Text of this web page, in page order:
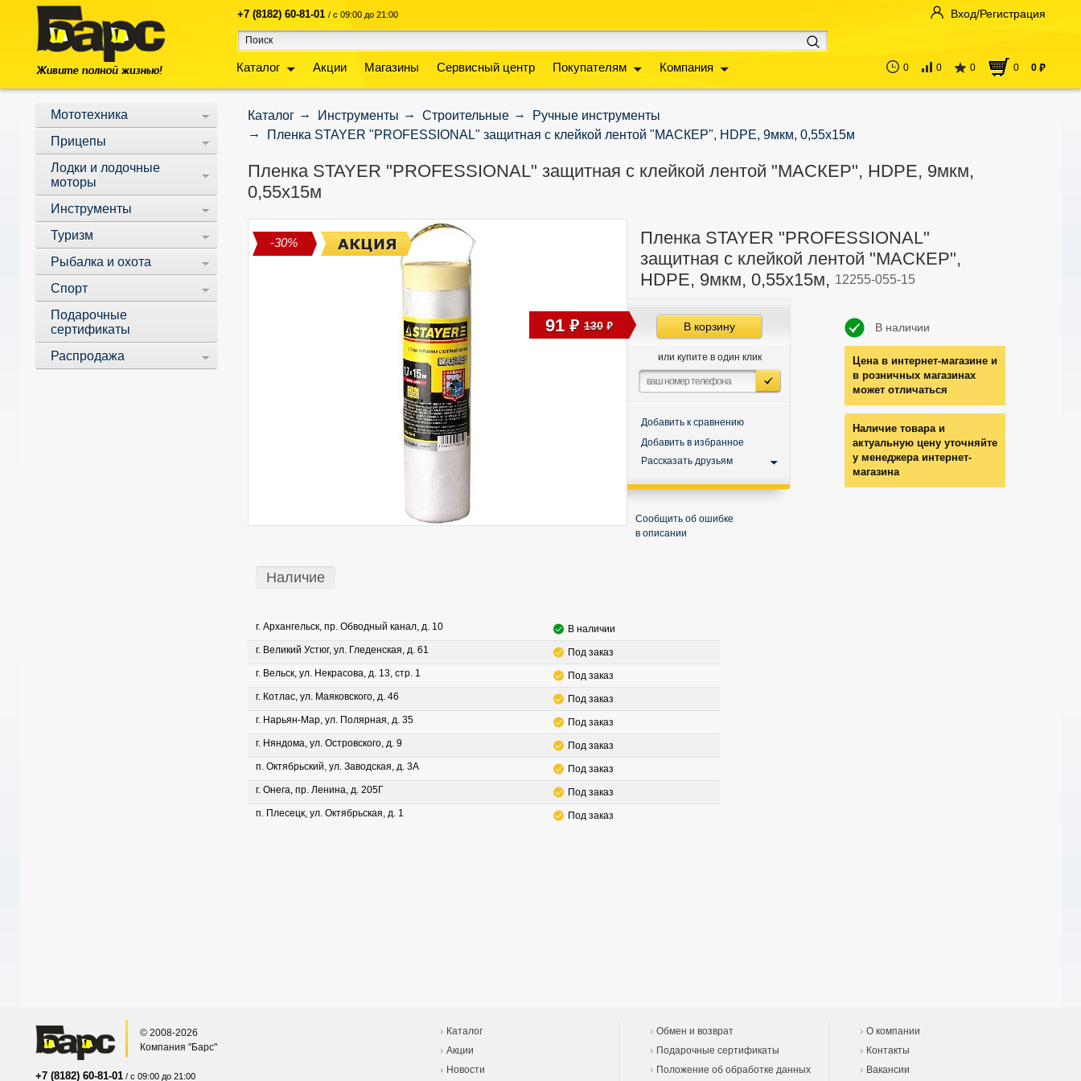
+7 (8182) 60-81-01 / с 09:00 до 21:00
Каталог Акции Магазины Сервисный центр Покупателям Компания
Вход/Регистрация
0 0 0 0 0 руб
Мототехника
Прицепы
Лодки и лодочные
моторы
Инструменты
Туризм
Рыбалка и охота
Спорт
Подарочные
сертификаты
Распродажа
Каталог Инструменты Строительные
Ручные инструменты
Пленка STAYER "PROFESSIONAL" защитная с клейкой лентой "МАСКЕР", HDPE, 9мкм, 0,55х15м
Пленка STAYER "PROFESSIONAL" защитная с клейкой лентой "МАСКЕР", HDPE, 9мкм,
0,55х15м
-30%
Пленка STAYER "PROFESSIONAL"
защитная с клейкой лентой "МАСКЕР",
HDPE, 9мкм, 0,55х15м, 12255-055-15
В наличии
Цена в интернет-магазине и
в розничных магазинах
может отличаться
Наличие товара и
актуальную цену уточняйте
у менеджера интернет-
магазина
В корзину
или купите в один клик
Добавить к сравнению
Добавить в избранное
Рассказать друзьям
Сообщить об ошибке
в описании
91 руб 130 руб
Наличие
г. Архангельск, пр. Обводный канал, д. 10
В наличии
г. Великий Устюг, ул. Гледенская, д. 61
Под заказ
г. Вельск, ул. Некрасова, д. 13, стр. 1
Под заказ
г. Котлас, ул. Маяковского, д. 46
Под заказ
г. Нарьян-Мар, ул. Полярная, д. 35
Под заказ
г. Няндома, ул. Островского, д. 9
Под заказ
п. Октябрьский, ул. Заводская, д. 3А
Под заказ
г. Онега, пр. Ленина, д. 205Г
Под заказ
п. Плесецк, ул. Октябрьская, д. 1
Под заказ
© 2008-2026
Компания "Барс"
+7 (8182) 60-81-01 / с 09:00 до 21:00
Каталог
Акции
Новости
Обмен и возврат
Подарочные сертификаты
Положение об обработке данных
О компании
Контакты
Вакансии